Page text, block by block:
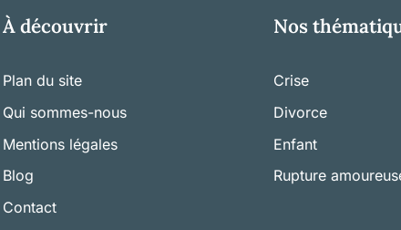
À découvrir
Plan du site
Qui sommes-nous
Mentions légales
Blog
Contact
Nos
Crise
Divorce
Enfant
Rupture